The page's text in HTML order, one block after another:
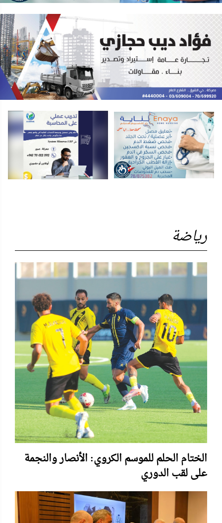
رياضة
الختام الحلم للموسم الكروي: الأنصار والنجمة
على لقب الدوري